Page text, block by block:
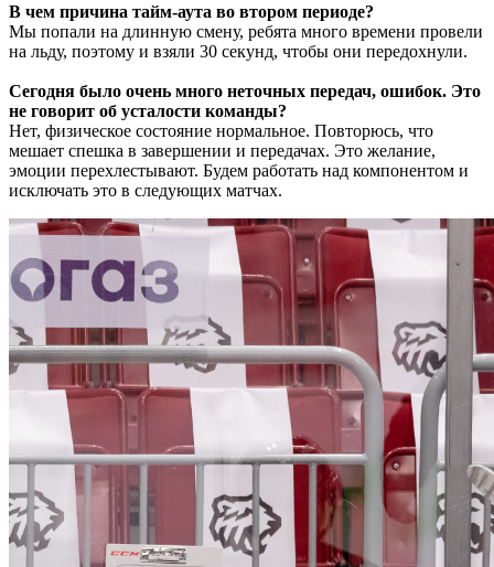
В чем причина тайм-аута во втором периоде?
Мы попали на длинную смену, ребята много времени провели
на льду, поэтому и взяли 30 секунд, чтобы они передохнули.
Сегодня было очень много неточных передач, ошибок. Это
не говорит об усталости команды?
Нет, физическое состояние нормальное. Повторюсь, что
мешает спешка в завершении и передачах. Это желание,
эмоции перехлестывают. Будем работать над компонентом и
исключать это в следующих матчах.